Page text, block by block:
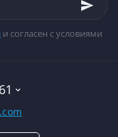
и согласен с условиями